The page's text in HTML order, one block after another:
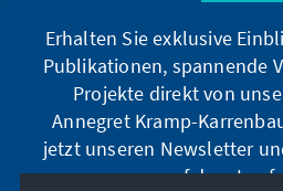
Erhalten Sie exklusive
Publikationen, spannende
Projekte direkt von
Annegret Kramp-
jetzt unseren Newsletter
auf dem